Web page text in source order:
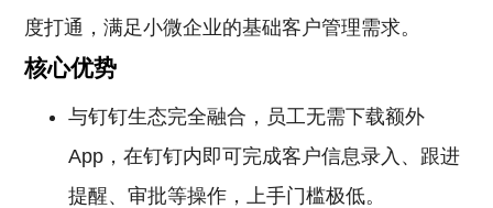
度打通，满足小微企业的基础客户管理需求。
核心优势
与钉钉生态完全融合，员工无需下载额外
App，在钉钉内即可完成客户信息录入、跟进
提醒、审批等操作，上手门槛极低。